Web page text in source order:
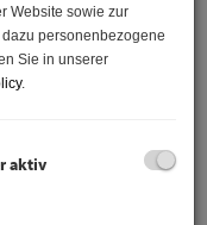
mit
Zuhause! Diese
im begehrten 19.
Website sowie zur
personenbezogene
Sie in unserer
.
aktiv